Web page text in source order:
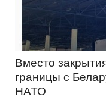
Вместо
границы с
НАТО